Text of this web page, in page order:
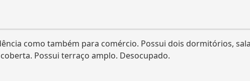
como também para comércio. Possui dois dormitórios,
Possui terraço amplo. Desocupado.